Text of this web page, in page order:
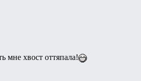
мне хвост оттяпала!